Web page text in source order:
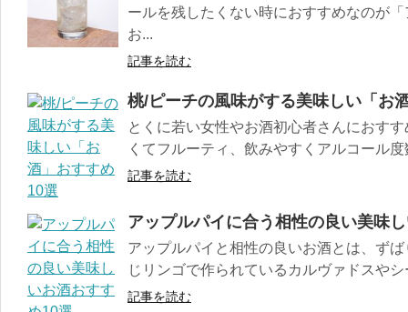
ールを残したくない時におすすめなのが
お...
記事を読む
桃/ピーチの風味がする美味しい「お
とくに若い女性やお酒初心者さんにおす
くてフルーティ、飲みやすくアルコール
記事を読む
アップルパイに合う相性の良い美味
アップルパイと相性の良いお酒とは、ず
じリンゴで作られているカルヴァドスや
記事を読む